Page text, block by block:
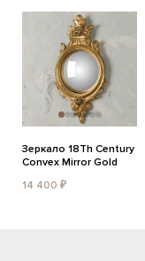
Зеркало 18Th Century
Convex Mirror Gold
14 400 ₽